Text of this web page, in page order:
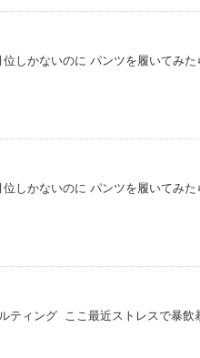
位しかないのに パンツを履いてみ
位しかないのに パンツを履いてみ
ティング ここ最近ストレスで暴